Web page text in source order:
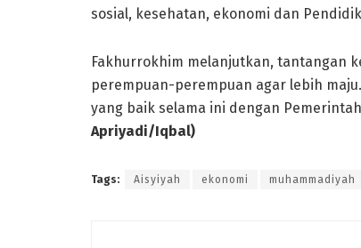
sosial, kesehatan, ekonomi dan
Fakhurrokhim melanjutkan, tantangan
perempuan-perempuan agar lebih
yang baik selama ini dengan
Apriyadi/Iqbal)
Tags: Aisyiyah ekonomi muhammadiyah